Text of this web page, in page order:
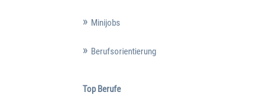
Minijobs
Berufsorientierung
Top Berufe